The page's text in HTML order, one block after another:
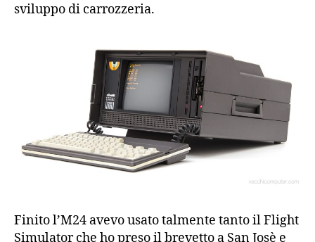
sviluppo di carrozzeria.
Finito l’M24 avevo usato talmente tanto il Flight
Simulator che ho preso il brevetto a San Josè e